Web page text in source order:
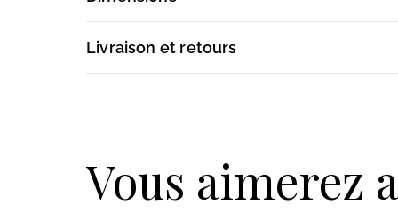
Livraison et retours
Vous aimerez